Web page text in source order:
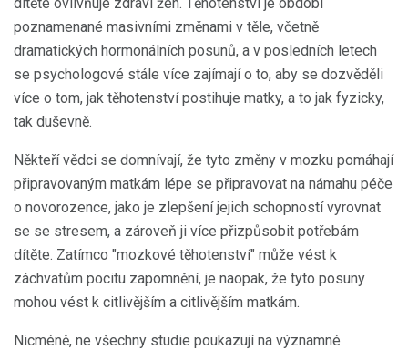
poznamenané masivními změnami v těle, včetně
dramatických hormonálních posunů, a v posledních letech
se psychologové stále více zajímají o to, aby se dozvěděli
více o tom, jak těhotenství postihuje matky, a to jak fyzicky,
tak duševně.
Někteří vědci se domnívají, že tyto změny v mozku pomáhají
připravovaným matkám lépe se připravovat na námahu péče
o novorozence, jako je zlepšení jejich schopností vyrovnat
se se stresem, a zároveň ji více přizpůsobit potřebám
dítěte. Zatímco "mozkové těhotenství" může vést k
záchvatům pocitu zapomnění, je naopak, že tyto posuny
mohou vést k citlivějším a citlivějším matkám.
Nicméně, ne všechny studie poukazují na významné